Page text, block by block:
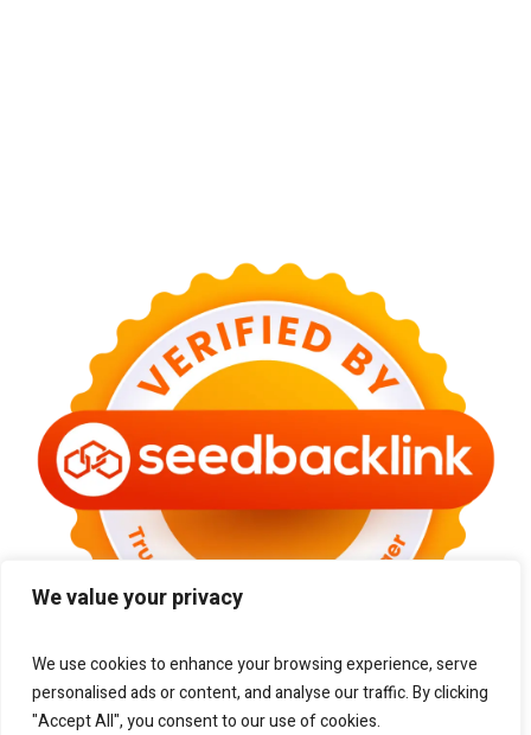
We value your privacy
We use cookies to enhance your browsing experience, serve
personalised ads or content, and analyse our traffic. By clicking
"Accept All", you consent to our use of cookies.